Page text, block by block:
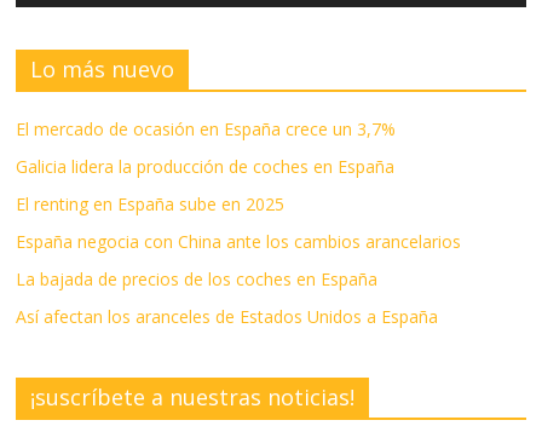
Lo más nuevo
El mercado de ocasión en España crece un 3,7%
Galicia lidera la producción de coches en España
El renting en España sube en 2025
España negocia con China ante los cambios arancelarios
La bajada de precios de los coches en España
Así afectan los aranceles de Estados Unidos a España
¡suscríbete a nuestras noticias!